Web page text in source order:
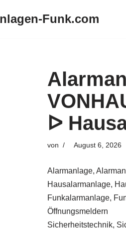
Funk.com
ᐅ
von August 6, 2026
Alarmanlage,
Hausalarmanlage,
Funkalarmanlage,
Öffnungsmeldern
Sicherheitstechnik,